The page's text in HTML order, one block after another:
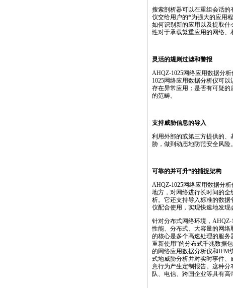
搜索剖析器可以在重组会话
仪交给用户的*为强大的应用
如何识别新的应用以及提取
性对于承载繁重应用的网络、
灵活的规则过滤和警报
AHQZ-1025网络应用数据分
1025网络应用数据分析仪可
存在异常应用；是否有可疑
的范畴。
支持威胁信息的导入
利用外部的或第三方提供的
胁，做到动态地防范安全风险。
可靠的并可升*的捕捉架构
AHQZ-1025网络应用数据分析
地方，对网络进行长时间的
析。它还支持导入标准的数据
仪配合使用，实现快速地发现
针对分布式网络环境，
性能、分布式、大容量的网
的核心是多个高速处理的服务
重新使用”的分布式千兆数据
的网络应用数据分析仪和IFM
式地威胁分析并对实时事件
意行为产生定制报告。这种
队、电信、跨国企业等具有高